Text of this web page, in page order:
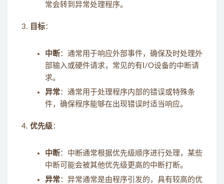
常会转到异常处理程序。
目标：
中断：通常用于响应外部事件，确保及时处理外
部输入或硬件请求，常见的有I/O设备的中断请
求。
异常：通常用于处理程序内部的错误或特殊条
件，确保程序能够在出现错误时适当响应。
优先级：
中断：中断通常根据优先级顺序进行处理，某些
中断可能会被其他优先级更高的中断打断。
异常：异常通常是由程序引发的，具有较高的优